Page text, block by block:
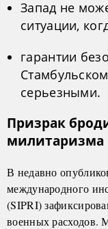
Запад не
ситуации,
гарантии
серьезными.
Призрак
милитаризма
В недавно
международного
(SIPRI)
военных расходов.